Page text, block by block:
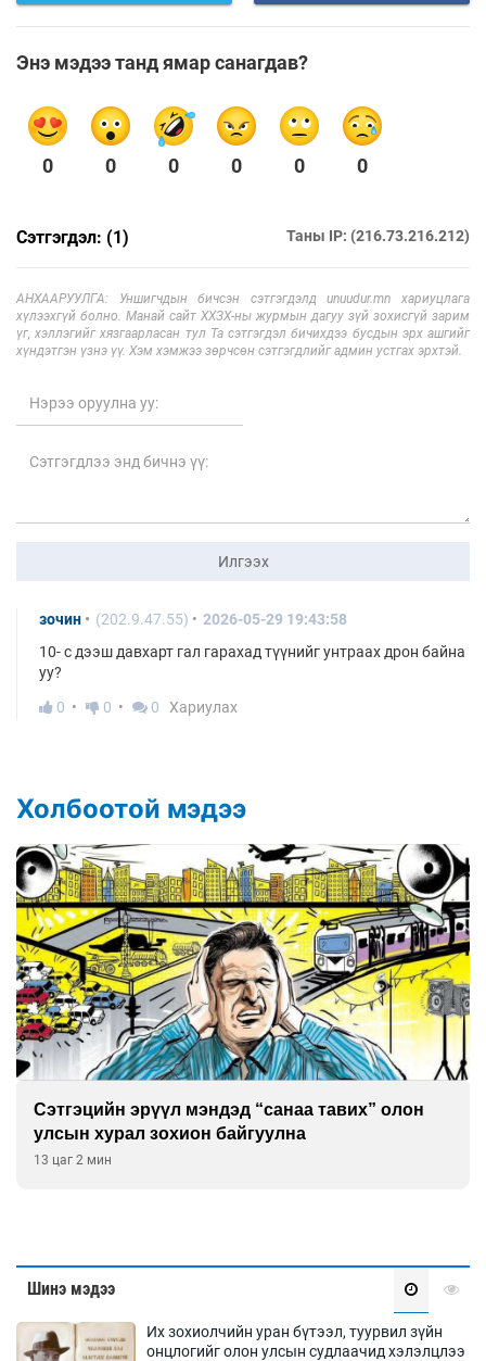
Энэ мэдээ танд ямар санагдав?
0 0 0 0 0 0
Сэтгэгдэл: (1) Таны IP: (216.73.216.212)
АНХААРУУЛГА: Уншигчдын бичсэн сэтгэгдэлд unuudur.mn хариуцлага
хүлээхгүй болно. Манай сайт ХХЗХ-ны журмын дагуу зүй зохисгүй зарим
үг, хэллэгийг хязгаарласан тул Та сэтгэгдэл бичихдээ бусдын эрх ашгийг
хүндэтгэн үзнэ үү. Хэм хэмжээ зөрчсөн сэтгэгдлийг админ устгах эрхтэй.
Илгээх
зочин (202.9.47.55)
2026-05-29 19:43:58
10- с дээш давхарт гал гарахад түүнийг унтраах дрон байна
уу?
0
0 0 Хариулах
Холбоотой мэдээ
Сэтгэцийн эрүүл мэндэд “санаа тавих” олон
улсын хурал зохион байгуулна
13 цаг 2 мин
Шинэ мэдээ
Их зохиолчийн уран бүтээл, туурвил зүйн
онцлогийг олон улсын судлаачид хэлэлцлээ